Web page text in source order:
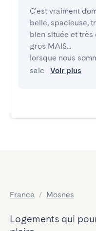
C'est vraiment
belle, spacieuse,
bien située et très
gros MAIS...
lorsque nous
sale
Voir plus
France / Mosnes
Logements qui